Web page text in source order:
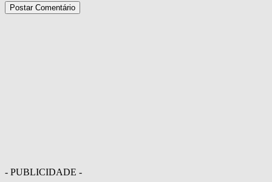
- PUBLICIDADE -